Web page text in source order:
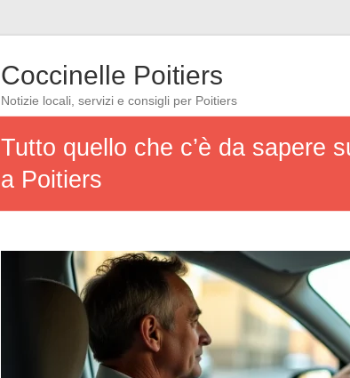
Coccinelle Poitiers
Notizie locali, servizi e consigli per Poitiers
Tutto quello che c’è da sapere
a Poitiers